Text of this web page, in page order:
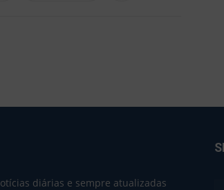
diárias e sempre atualizadas